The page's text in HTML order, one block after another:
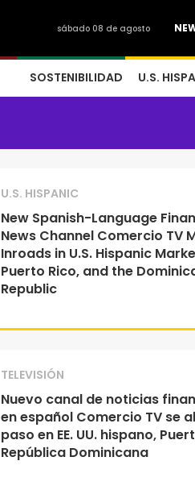
sábado 08 de agosto
SOSTENIBILIDAD U.S.
U.S. HISPANIC
New Spanish-Language
News Channel Comercio TV
Inroads in U.S. Hispanic
Puerto Rico, and the
Republic
TELEVISIÓN
Nuevo canal de noticias
en español Comercio TV se
paso en EE. UU. hispano,
República Dominicana